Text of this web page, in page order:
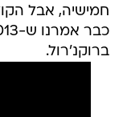
חמישיה, אבל
ברוקנ'רול.